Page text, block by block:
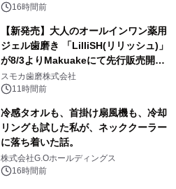
16時間前
【新発売】大人のオールインワン薬用
ジェル歯磨き 「LilliSH(リリッシュ)」
が8/3よりMakuakeにて先行販売開
始！
スモカ歯磨株式会社
11時間前
冷感タオルも、首掛け扇風機も、冷却
リングも試した私が、ネッククーラー
に落ち着いた話。
株式会社G.Oホールディングス
16時間前